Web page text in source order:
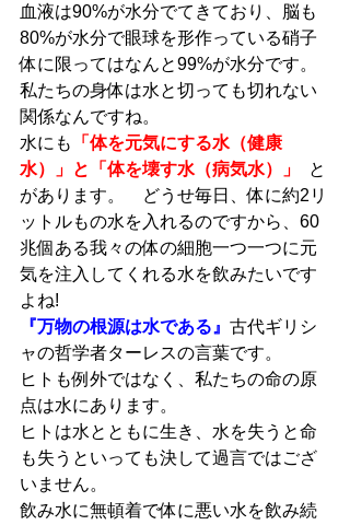
血液は90%が水分でてきており、脳も
80%が水分で眼球を形作っている硝子
体に限ってはなんと99%が水分です。
私たちの身体は水と切っても切れない
関係なんですね。
水にも
「体を元気にする水（健康
水）」と「体を壊す水（病気水）」
と
があります。　どうせ毎日、体に約2リ
ットルもの水を入れるのですから、60
兆個ある我々の体の細胞一つ一つに元
気を注入してくれる水を飲みたいです
よね!
『万物の根源は水である』 古代ギリシ
ャの哲学者ターレスの言葉です。
ヒトも例外ではなく、私たちの命の原
点は水にあります。
ヒトは水とともに生き、水を失うと命
も失うといっても決して過言ではござ
いません。
飲み水に無頓着で体に悪い水を飲み続